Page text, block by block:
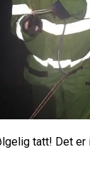
tatt! Det er